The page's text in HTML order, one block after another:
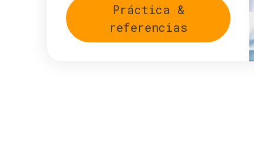
Práctica &
referencias